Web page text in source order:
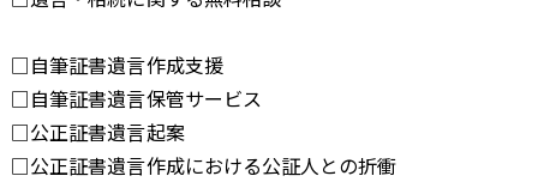
□自筆証書遺言作成支援
□自筆証書遺言保管サービス
□公正証書遺言起案
□公正証書遺言作成における公証人との折衝